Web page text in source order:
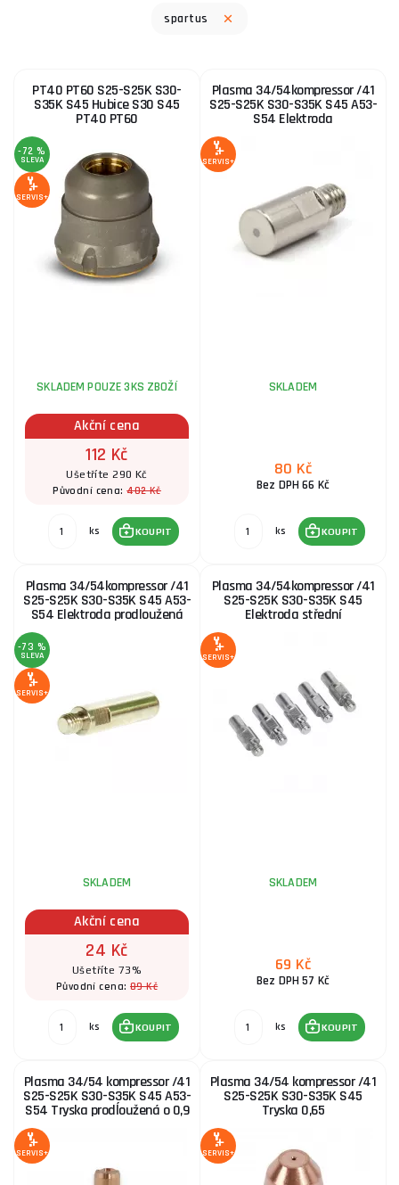
spartus
PT40 PT60 S25-S25K S30-
S35K S45 Hubice S30 S45
PT40 PT60
-72 %
SLEVA
SERVIS+
SKLADEM POUZE 3KS ZBOŽÍ
Akční cena
112 Kč
Ušetříte 290 Kč
Původní cena:402 Kč
ks KOUPIT
Plasma 34/54kompressor /41
S25-S25K S30-S35K S45 A53-
S54 Elektroda
SERVIS+
SKLADEM
80 Kč
Bez DPH 66 Kč
ks KOUPIT
Plasma 34/54kompressor /41
S25-S25K S30-S35K S45 A53-
S54 Elektroda prodloužená
-73 %
SLEVA
SERVIS+
SKLADEM
Akční cena
24 Kč
Ušetříte 73%
Původní cena: 89 Kč
ks KOUPIT
Plasma 34/54kompressor /41
S25-S25K S30-S35K S45
Elektroda střední
SERVIS+
SKLADEM
69 Kč
Bez DPH 57 Kč
ks KOUPIT
Plasma 34/54 kompressor /41
S25-S25K S30-S35K S45 A53-
S54 Tryska prodĺoužená o 0,9
SERVIS+
Plasma 34/54 kompressor /41
S25-S25K S30-S35K S45
Tryska 0,65
SERVIS+